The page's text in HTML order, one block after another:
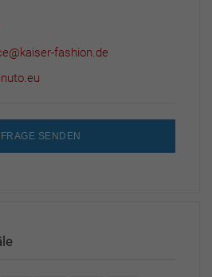
fashion.de
SENDEN